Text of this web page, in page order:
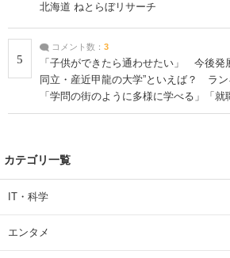
北海道 ねとらぼリサーチ
5
コメント数： 3
「子供ができたら通わせたい」 今後発
同立・産近甲龍の大学”といえば？ ラ
「学問の街のように多様に学べる」「就
| 大学 ねとらぼリサーチ
カテゴリ一覧
IT・科学
エンタメ